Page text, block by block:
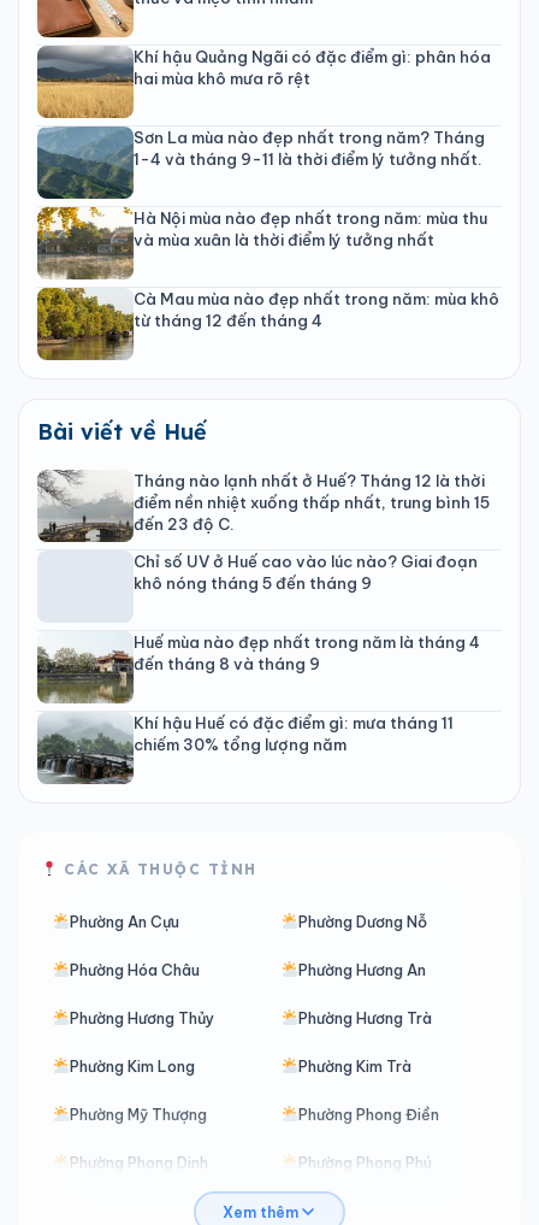
Khí hậu Quảng Ngãi có đặc điểm gì: phân hóa
hai mùa khô mưa rõ rệt
Sơn La mùa nào đẹp nhất trong năm? Tháng
1-4 và tháng 9-11 là thời điểm lý tưởng nhất.
Hà Nội mùa nào đẹp nhất trong năm: mùa thu
và mùa xuân là thời điểm lý tưởng nhất
Cà Mau mùa nào đẹp nhất trong năm: mùa khô
từ tháng 12 đến tháng 4
Bài viết về Huế
Tháng nào lạnh nhất ở Huế? Tháng 12 là thời
điểm nền nhiệt xuống thấp nhất, trung bình 15
đến 23 độ C.
Chỉ số UV ở Huế cao vào lúc nào? Giai đoạn
khô nóng tháng 5 đến tháng 9
Huế mùa nào đẹp nhất trong năm là tháng 4
đến tháng 8 và tháng 9
Khí hậu Huế có đặc điểm gì: mưa tháng 11
chiếm 30% tổng lượng năm
CÁC XÃ THUỘC TỈNH
Phường An Cựu Phường Dương Nỗ
Phường Hóa Châu Phường Hương An
Phường Hương Thủy Phường Hương Trà
Phường Kim Long Phường Kim Trà
Phường Mỹ Thượng Phường Phong Điền
Phường Phong Dinh Phường Phong Phú
Phường Phong Thái Phường Phú Bài
Xem thêm